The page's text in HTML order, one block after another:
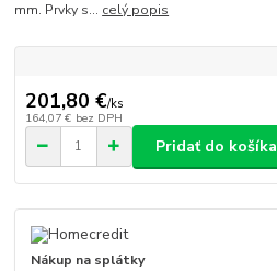
mm. Prvky s... celý popis
201,80 €/ks
164,07 € bez DPH
Pridať do košíka
Nákup na splátky